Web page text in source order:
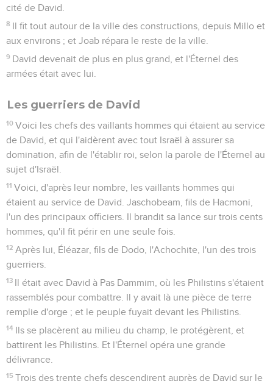
cité de David.
8 Il fit tout autour de la ville des constructions, depuis Millo et
aux environs ; et Joab répara le reste de la ville.
9 David devenait de plus en plus grand, et l'Éternel des
armées était avec lui.
Les guerriers de David
10 Voici les chefs des vaillants hommes qui étaient au service
de David, et qui l'aidèrent avec tout Israël à assurer sa
domination, afin de l'établir roi, selon la parole de l'Éternel au
sujet d'Israël.
11 Voici, d'après leur nombre, les vaillants hommes qui
étaient au service de David. Jaschobeam, fils de Hacmoni,
l'un des principaux officiers. Il brandit sa lance sur trois cents
hommes, qu'il fit périr en une seule fois.
12 Après lui, Éléazar, fils de Dodo, l'Achochite, l'un des trois
guerriers.
13 Il était avec David à Pas Dammim, où les Philistins s'étaient
rassemblés pour combattre. Il y avait là une pièce de terre
remplie d'orge ; et le peuple fuyait devant les Philistins.
14 Ils se placèrent au milieu du champ, le protégèrent, et
battirent les Philistins. Et l'Éternel opéra une grande
délivrance.
15 Trois des trente chefs descendirent auprès de David sur le